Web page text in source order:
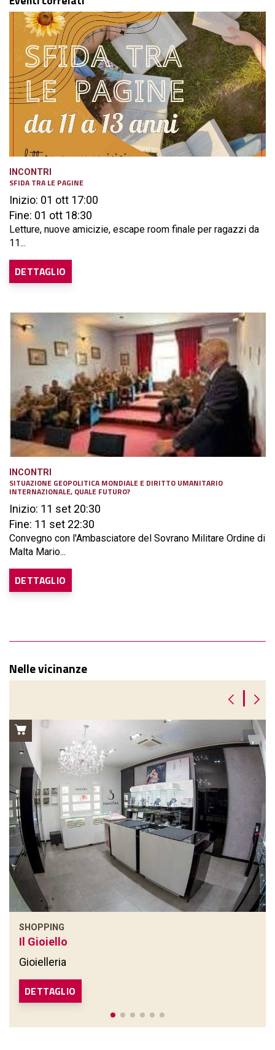
INCONTRI
SFIDA TRA LE PAGINE
Inizio: 01 ott 17:00
Fine: 01 ott 18:30
Letture, nuove amicizie, escape room finale per ragazzi da
11...
DETTAGLIO
INCONTRI
SITUAZIONE GEOPOLITICA MONDIALE E DIRITTO UMANITARIO
INTERNAZIONALE, QUALE FUTURO?
Inizio: 11 set 20:30
Fine: 11 set 22:30
Convegno con l'Ambasciatore del Sovrano Militare Ordine di
Malta Mario...
DETTAGLIO
Nelle vicinanze
SHOPPING
Il Gioiello
Gioielleria
DETTAGLIO
|